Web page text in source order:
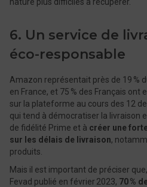
6. Un service de
éco-responsable
Amazon représentait près de 19 %
en France, et 75 % des Français
sur la plateforme au cours des 12
qui tend à démocratiser la livraison
de fidélité Prime et à créer une
sur les délais de livraison,
produits.
Mais il est important de préciser
Fevad publié en février 2023, 70 %